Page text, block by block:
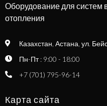
Оборудование для систем
отопления
Казахстан, Астана, ул.
Пн-Пт : 9:00 - 18:00
+7 (701) 795-96-14
Карта сайта